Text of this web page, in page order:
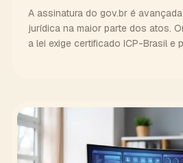
A assinatura do gov.br é
jurídica na maior parte dos atos.
a lei exige certificado ICP-Brasil e